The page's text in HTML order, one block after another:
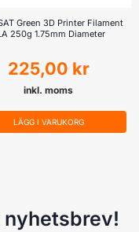
Green 3D Printer Filament
250g 1.75mm Diameter
225,00 kr
inkl. moms
LÄGG I VARUKORG
nyhetsbrev!